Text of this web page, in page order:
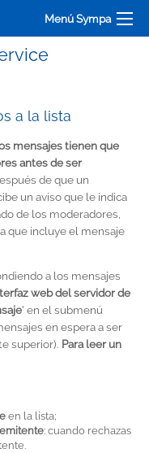
Menú Sympa
a la lista
mensajes tienen que
antes de ser
de que un
un aviso que le indica
de los moderadores,
que incluye el mensaje
a los mensajes
web del servidor de
' en el submenú
en espera a ser
superior). Para leer un
en la lista;
: cuando rechazas